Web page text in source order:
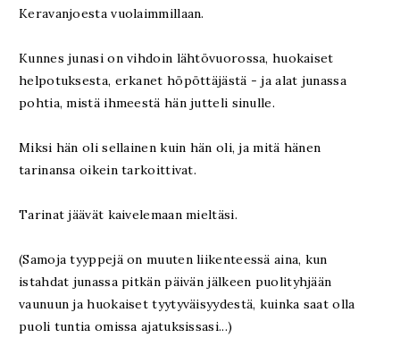
Keravanjoesta vuolaimmillaan.
Kunnes junasi on vihdoin lähtövuorossa, huokaiset
helpotuksesta, erkanet höpöttäjästä - ja alat junassa
pohtia, mistä ihmeestä hän jutteli sinulle.
Miksi hän oli sellainen kuin hän oli, ja mitä hänen
tarinansa oikein tarkoittivat.
Tarinat jäävät kaivelemaan mieltäsi.
(Samoja tyyppejä on muuten liikenteessä aina, kun
istahdat junassa pitkän päivän jälkeen puolityhjään
vaunuun ja huokaiset tyytyväisyydestä, kuinka saat olla
puoli tuntia omissa ajatuksissasi...)